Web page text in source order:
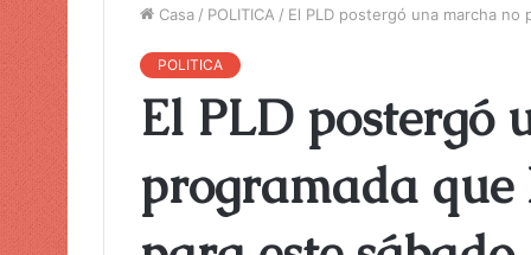
Casa / POLITICA / El PLD postergó una marcha no
POLITICA
El PLD postergó
programada que